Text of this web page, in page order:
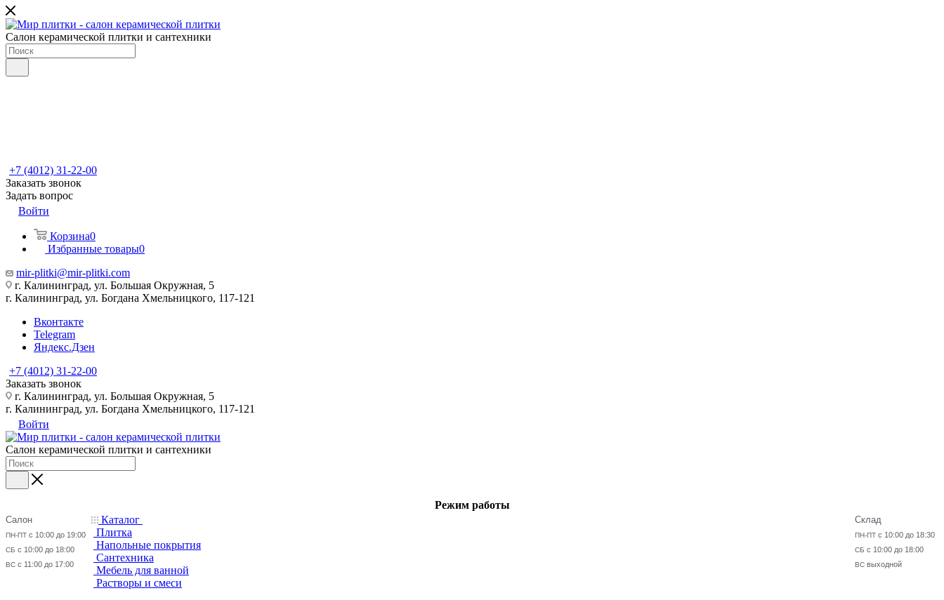
Салон керамической плитки и сантехники
+7 (4012) 31-22-00
Заказать звонок
Задать вопрос
Войти
Корзина0
Избранные товары0
mir-plitki@mir-plitki.com
г. Калининград, ул. Большая Окружная, 5
г. Калининград, ул. Богдана Хмельницкого, 117-121
Вконтакте
Telegram
Яндекс.Дзен
+7 (4012) 31-22-00
Заказать звонок
г. Калининград, ул. Большая Окружная, 5
г. Калининград, ул. Богдана Хмельницкого, 117-121
Войти
Салон керамической плитки и сантехники
Режим работы
Салон
ПН-ПТ с 10:00 до 19:00
СБ с 10:00 до 18:00
ВС с 11:00 до 17:00
Склад
ПН-ПТ с 10:00 до 18:30
СБ с 10:00 до 18:00
ВС выходной
Каталог
Плитка
Напольные покрытия
Сантехника
Мебель для ванной
Растворы и смеси